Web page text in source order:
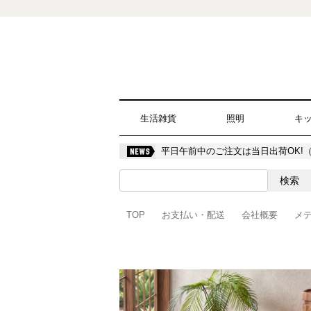
生活雑貨 照明 キ
平日午前中のご注文は当日出荷OK!
TOP お支払い・配送 会社概要 メ